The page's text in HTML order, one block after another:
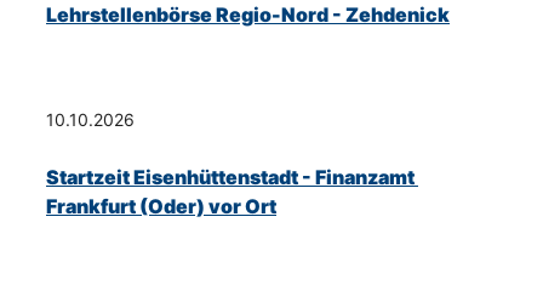
Lehrstellenbörse Regio-Nord - Zehdenick
10.10.2026
Startzeit Eisenhüttenstadt - Finanzamt
Frankfurt (Oder) vor Ort